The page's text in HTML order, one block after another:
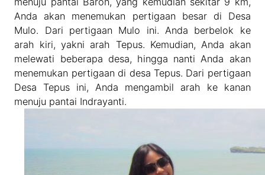
Anda akan menemukan pertigaan besar di Desa
Mulo. Dari pertigaan Mulo ini. Anda berbelok ke
arah kiri, yakni arah Tepus. Kemudian, Anda akan
melewati beberapa desa, hingga nanti Anda akan
menemukan pertigaan di desa Tepus. Dari pertigaan
Desa Tepus ini, Anda mengambil arah ke kanan
menuju pantai Indrayanti.